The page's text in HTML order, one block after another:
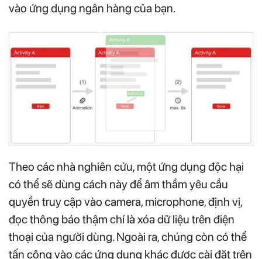
vào ứng dụng ngân hàng của bạn.
Theo các nhà nghiên cứu, một ứng dụng độc hại
có thể sẽ dùng cách này để âm thầm yêu cầu
quyền truy cập vào camera, microphone, định vị,
đọc thông báo thậm chí là xóa dữ liệu trên điện
thoại của người dùng. Ngoài ra, chúng còn có thể
tấn công vào các ứng dụng khác được cài đặt trên